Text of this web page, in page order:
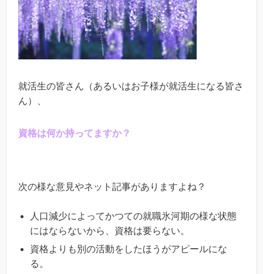
就活生の皆さん（あるいはお子様が就活生になる皆さ
ん）、
資格は何か持ってますか？
次の様な意見やネット記事がありますよね？
人口減少によってかつての就職氷河期の様な状態
にはならないから、資格は要らない。
資格よりも別の活動をしたほうがアピールにな
る。